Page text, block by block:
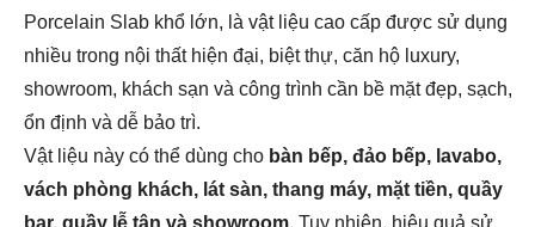
Porcelain Slab khổ lớn, là vật liệu cao cấp được sử dụng
nhiều trong nội thất hiện đại, biệt thự, căn hộ luxury,
showroom, khách sạn và công trình cần bề mặt đẹp, sạch,
ổn định và dễ bảo trì.
Vật liệu này có thể dùng cho bàn bếp, đảo bếp, lavabo,
vách phòng khách, lát sàn, thang máy, mặt tiền, quầy
bar, quầy lễ tân và showroom. Tuy nhiên, hiệu quả sử